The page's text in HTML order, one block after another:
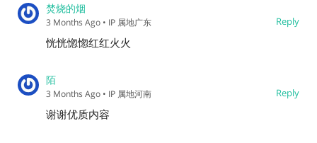
焚烧的烟
Reply
3 Months Ago • IP 属地广东
恍恍惚惚红红火火
陌
Reply
3 Months Ago • IP 属地河南
谢谢优质内容